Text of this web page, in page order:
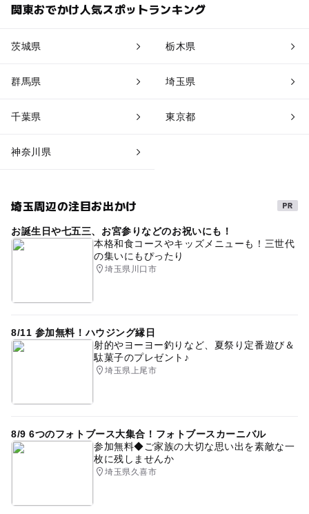
関東おでかけ人気スポットランキング
茨城県 栃木県
群馬県 埼玉県
千葉県 東京都
神奈川県
埼玉周辺の注目お出かけ
お誕生日や七五三、お宮参りなどのお祝いにも！
本格和食コースやキッズメニューも！三世代
の集いにもぴったり
埼玉県川口市
8/11 参加無料！ハウジング縁日
射的やヨーヨー釣りなど、夏祭り定番遊び＆
駄菓子のプレゼント♪
埼玉県上尾市
8/9 6つのフォトブース大集合！フォトブースカーニバル
参加無料◆ご家族の大切な思い出を素敵な一
枚に残しませんか
埼玉県久喜市